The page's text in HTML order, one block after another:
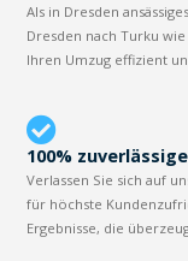
Als in Dresden
Dresden nach Turku
Ihren Umzug effizient
100%
Verlassen Sie sich auf
für höchste
Ergebnisse, die